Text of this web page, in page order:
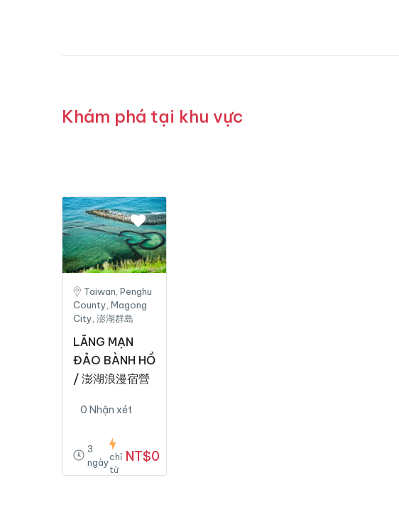
Khám phá tại khu vực
Taiwan, Penghu
County, Magong
City, 澎湖群島
LÃNG MẠN
ĐẢO BÀNH HỒ
/ 澎湖浪漫宿營
0 Nhận xét
3
ngàychỉ
từ
NT$0